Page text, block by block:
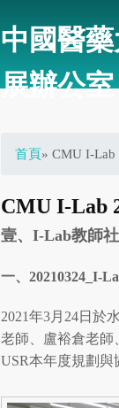
中國醫
展辦公室
您在這裡
首頁» CMU I-
CMU I-Lab
壹、 I-Lab教師
一、 20210324_I-
2021年3月24日於
老師、盧裕倉老師
USR本年度規劃與